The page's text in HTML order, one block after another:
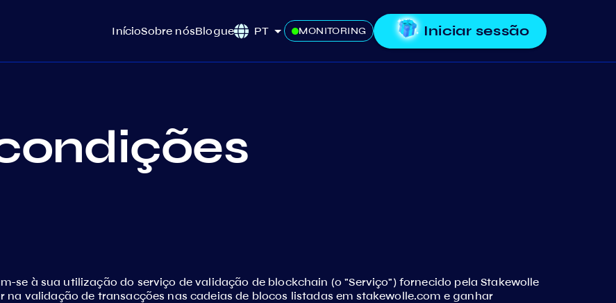
InícioSobre nósBlogue PT MONITORING Iniciar sessão
se à sua utilização do serviço de validação de blockchain (o "Serviço") fornecido pela Stakewolle
na validação de transacções nas cadeias de blocos listadas em stakewolle.com e ganhar